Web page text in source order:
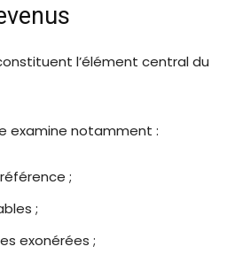
l’élément central du
examine notamment :
;
;
exonérées ;